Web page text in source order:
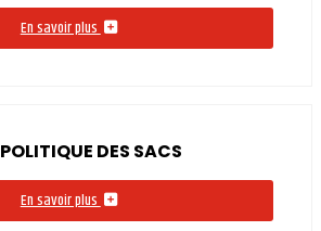
En savoir plus
POLITIQUE DES SACS
En savoir plus